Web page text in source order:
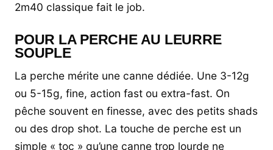
2m40 classique fait le job.
POUR LA PERCHE AU LEURRE
SOUPLE
La perche mérite une canne dédiée. Une 3-12g
ou 5-15g, fine, action fast ou extra-fast. On
pêche souvent en finesse, avec des petits shads
ou des drop shot. La touche de perche est un
simple « toc » qu’une canne trop lourde ne